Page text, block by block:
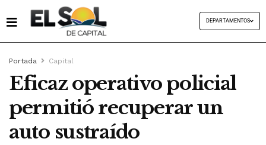
DEPARTAMENTOS
Portada Capital
Eficaz operativo policial
permitió recuperar un
auto sustraído